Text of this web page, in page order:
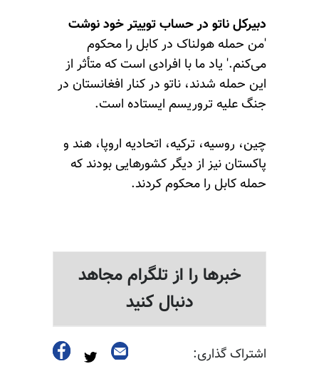
دبیرکل ناتو در حساب توییتر خود نوشت
'من حمله هولناک در کابل را محکوم
می‌کنم.' یاد ما با افرادی است که متأثر از
این حمله شدند، ناتو در کنار افغانستان در
جنگ علیه تروریسم ایستاده است.
چین، روسیه، ترکیه، اتحادیه اروپا، هند و
پاکستان نیز از دیگر کشورهایی بودند که
حمله کابل را محکوم کردند.
خبرها را از تلگرام مجاهد
دنبال کنید
اشتراک گذاری: